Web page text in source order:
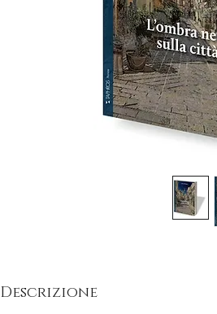
Descrizione